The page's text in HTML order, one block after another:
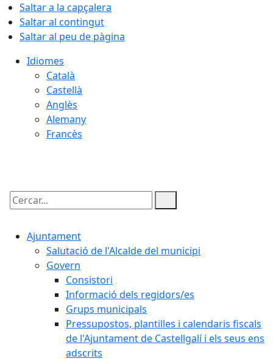
Saltar a la capçalera
Saltar al contingut
Saltar al peu de pàgina
Idiomes
Català
Castellà
Anglès
Alemany
Francès
Cercar:
Ajuntament
Salutació de l'Alcalde del municipi
Govern
Consistori
Informació dels regidors/es
Grups municipals
Pressupostos, plantilles i calendaris fiscals
de l'Ajuntament de Castellgalí i els seus ens
adscrits